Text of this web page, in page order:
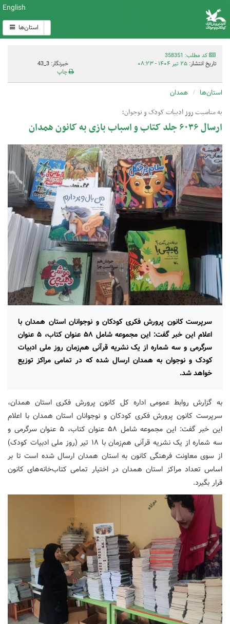
English
استان‌ها
کد مطلب: 358351
تاریخ انتشار: ۲۵ تیر ۱۴۰۴ - ۰۸:۲۳
خبرنگار: 3_43
چاپ
استان‌ها همدان
به مناسبت روز ادبیات کودک و نوجوان؛
ارسال ۶۰۳۶ جلد کتاب و اسباب بازی به کانون همدان
سرپرست کانون پرورش فکری کودکان و نوجوانان استان همدان با
اعلام این خبر گفت: این مجموعه شامل ۵۸ عنوان کتاب، ۵ عنوان
سرگرمی و سه شماره از یک نشریه قرآنی هم‌زمان روز ملی ادبیات
کودک و نوجوان به همدان ارسال شده که در تمامی مراکز توزیع
خواهد شد.
به گزارش روابط عمومی اداره کل کانون پرورش فکری استان همدان،
سرپرست کانون پرورش فکری کودکان و نوجوانان استان همدان با اعلام
این خبر گفت: این مجموعه شامل ۵۸ عنوان کتاب، ۵ عنوان سرگرمی و
سه شماره از یک نشریه قرآنی هم‌زمان با ۱۸ تیر (روز ملی ادبیات کودک)
از سوی معاونت فرهنگی کانون به استان همدان ارسال شده است تا بر
اساس تعداد مراکز استان همدان در اختیار تمامی کتاب‌خانه‌های کانون
قرار بگیرد.